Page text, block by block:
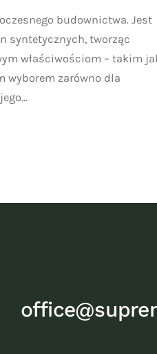
Przyszłość
nowoczesnego
budownictwa.
budownictwa. Jest
syntetycznych, tworząc
właściwościom – takim
wyborem zarówno dla